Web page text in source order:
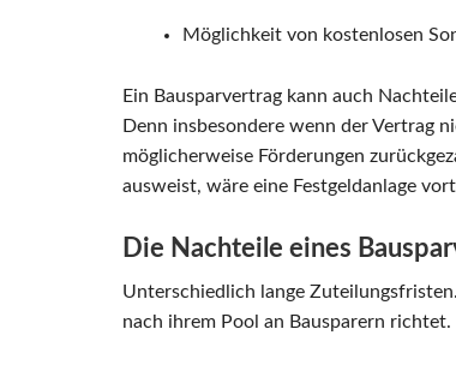
Möglichkeit von kostenlosen
Ein Bausparvertrag kann auch
Denn insbesondere wenn der Vertrag
möglicherweise Förderungen
ausweist, wäre eine Festgeldanlage
Die Nachteile eines
Unterschiedlich lange
nach ihrem Pool an Bausparern